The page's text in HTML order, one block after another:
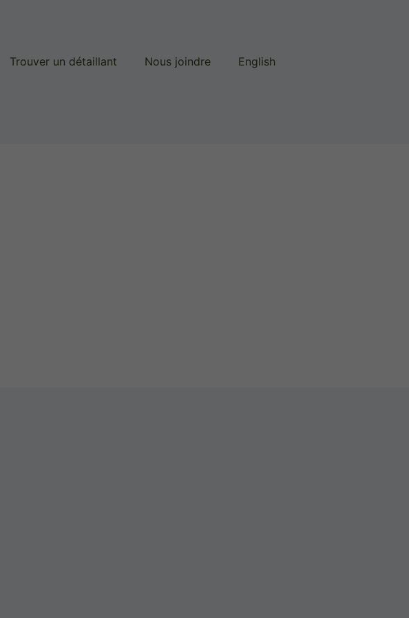
Trouver un détaillant Nous joindre English